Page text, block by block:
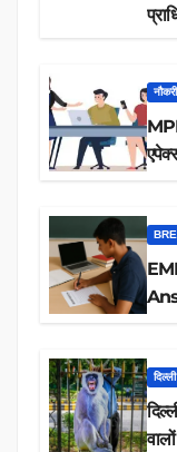
नौकरी
दिल्ली